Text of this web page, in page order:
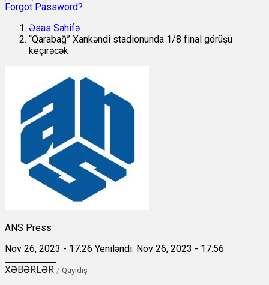
Forgot Password?
Əsas Səhifə
“Qarabağ” Xankəndi stadionunda 1/8 final görüşü
keçirəcək
ANS Press
Nov 26, 2023 - 17:26 Yeniləndi: Nov 26, 2023 - 17:56
XƏBƏRLƏR / Qayıdış